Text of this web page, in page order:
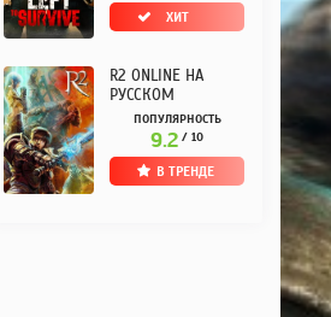
ХИТ
R2 ONLINE НА
РУССКОМ
ПОПУЛЯРНОСТЬ
9.2 / 10
В ТРЕНДЕ